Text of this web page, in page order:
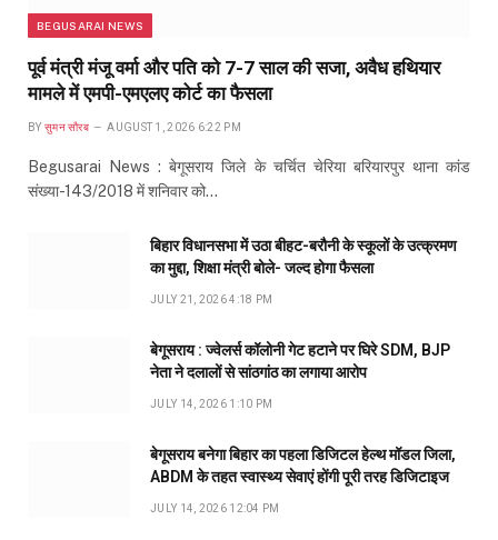
BEGUSARAI NEWS
पूर्व मंत्री मंजू वर्मा और पति को 7-7 साल की सजा, अवैध हथियार
मामले में एमपी-एमएलए कोर्ट का फैसला
BY सुमन सौरब AUGUST 1, 2026 6:22 PM
Begusarai News : बेगूसराय जिले के चर्चित चेरिया बरियारपुर थाना कांड
संख्या-143/2018 में शनिवार को…
बिहार विधानसभा में उठा बीहट-बरौनी के स्कूलों के उत्क्रमण
का मुद्दा, शिक्षा मंत्री बोले- जल्द होगा फैसला
JULY 21, 2026 4:18 PM
बेगूसराय : ज्वेलर्स कॉलोनी गेट हटाने पर घिरे SDM, BJP
नेता ने दलालों से सांठगांठ का लगाया आरोप
JULY 14, 2026 1:10 PM
बेगूसराय बनेगा बिहार का पहला डिजिटल हेल्थ मॉडल जिला,
ABDM के तहत स्वास्थ्य सेवाएं होंगी पूरी तरह डिजिटाइज
JULY 14, 2026 12:04 PM